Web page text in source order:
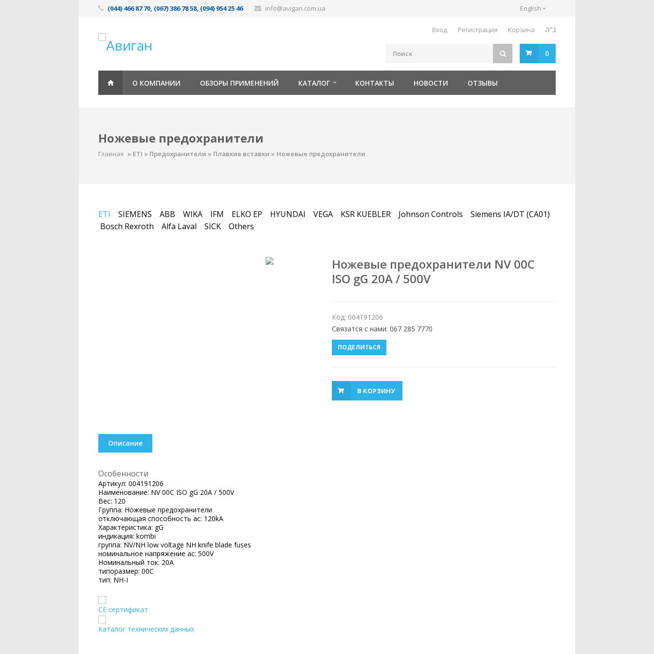
(044) 466 87 70, (067) 386 78 58, (094) 954 25 46 info@avigan.com.ua English
Вход Регистрация Корзина ב"ה
0
О КОМПАНИИ ОБЗОРЫ ПРИМЕНЕНИЙ КАТАЛОГ КОНТАКТЫ НОВОСТИ ОТЗЫВЫ
Ножевые предохранители
Главная » ETI » Предохранители » Плавкие вставки » Ножевые предохранители
ETI SIEMENS ABB WIKA IFM ELKO EP HYUNDAI VEGA KSR KUEBLER Johnson Controls
Siemens IA/DT (CA01)
Bosch Rexroth
Alfa Laval SICK Others
Ножевые предохранители NV 00C
ISO gG 20A / 500V
Код: 004191206
Связатся с нами: 067 285 7770
ПОДЕЛИТЬСЯ
В КОРЗИНУ
Описание
Особенности
Артикул: 004191206
Наименование: NV 00C ISO gG 20A / 500V
Вес: 120
Группа: Ножевые предохранители
отключающая способность ac: 120kA
Характеристика: gG
индикация: kombi
группа: NV/NH low voltage NH knife blade fuses
номинальное напряжение ac: 500V
Номинальный ток: 20A
типоразмер: 00C
тип: NH-I
CE сертификат
Каталог технических данных